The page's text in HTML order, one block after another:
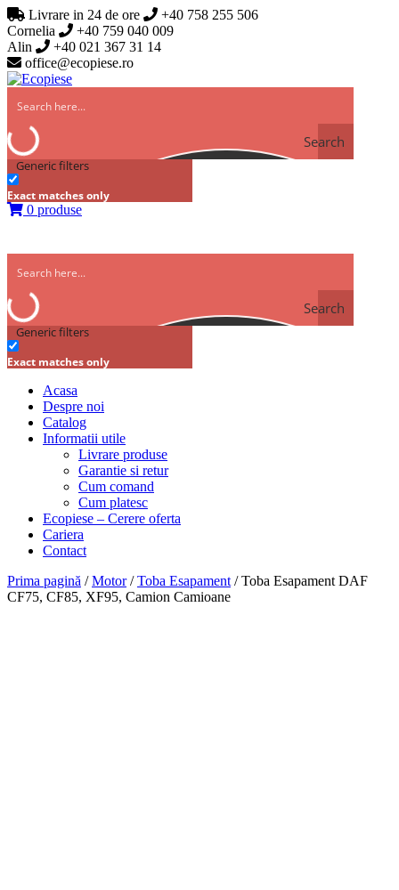
Livrare in 24 de ore
+40 758 255 506
Cornelia
+40 759 040 009
Alin
+40 021 367 31 14
office@ecopiese.ro
Search
Generic filters
Exact matches only
0 produse
Search
Generic filters
Exact matches only
Acasa
Despre noi
Catalog
Informatii utile
Livrare produse
Garantie si retur
Cum comand
Cum platesc
Ecopiese – Cerere oferta
Cariera
Contact
Prima pagină /Motor/Toba Esapament / Toba Esapament DAF
CF75, CF85, XF95, Camion Camioane